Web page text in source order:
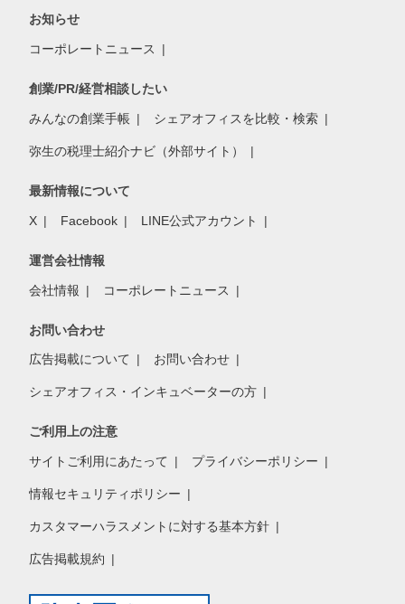
お知らせ
コーポレートニュース
創業/PR/経営相談したい
みんなの創業手帳 シェアオフィスを比較・検索
弥生の税理士紹介ナビ（外部サイト）
最新情報について
X Facebook LINE公式アカウント
運営会社情報
会社情報 コーポレートニュース
お問い合わせ
広告掲載について お問い合わせ
シェアオフィス・インキュベーターの方
ご利用上の注意
サイトご利用にあたって プライバシーポリシー
情報セキュリティポリシー
カスタマーハラスメントに対する基本方針
広告掲載規約